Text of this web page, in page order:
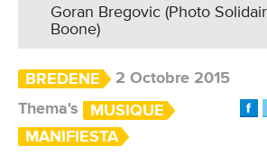
Goran Bregovic (Photo
Boone)
BREDENE
2 Octobre 2015
Thema's
MUSIQUE
MANIFIESTA